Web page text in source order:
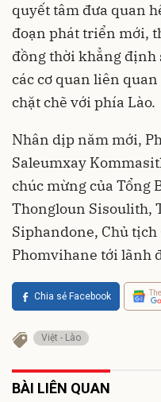
quyết tâm đưa quan
đoạn phát triển mới,
đồng thời khẳng định
các cơ quan liên
chặt chẽ với phía Lào.
Nhân dịp năm mới,
Saleumxay
chúc mừng của Tổng
Thongloun Sisoulith,
Siphandone, Chủ
Phomvihane tới lãnh
Chia sẻ Facebook
Việt - Lào
BÀI LIÊN QUAN